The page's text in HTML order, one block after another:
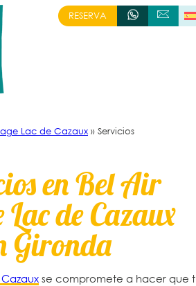
RESERVA+335 57 16 74 65
ESCRÍBENOS
Lac de Cazaux » Servicios
en Bel Air
de Cazaux
Gironda
se compromete a hacer que